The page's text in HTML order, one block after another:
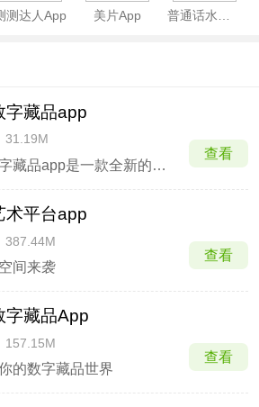
测达人App 美片App 普通话水平测试app
字藏品app
31.19M
稀象数字藏品app是一款全新的数字藏品交易平台。相信最近肯定不少用户听自己身边的朋友说过或者是在网上看到各种关于虚拟藏品的消息了，而这款由宁波吧克八克网络科技有限公司提供的稀象二级平台就可以帮助用户提供丰富的数字藏品的信息以及知识，大家可以在这里进行购买、收藏、售卖等。
查看
术平台app
387.44M
间来袭
查看
字藏品App
157.15M
的数字藏品世界
查看